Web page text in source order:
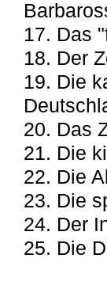
17. Das
18. Der
19. Die
20. Das
21. Die
22. Die
23. Die
24. Der
25. Die